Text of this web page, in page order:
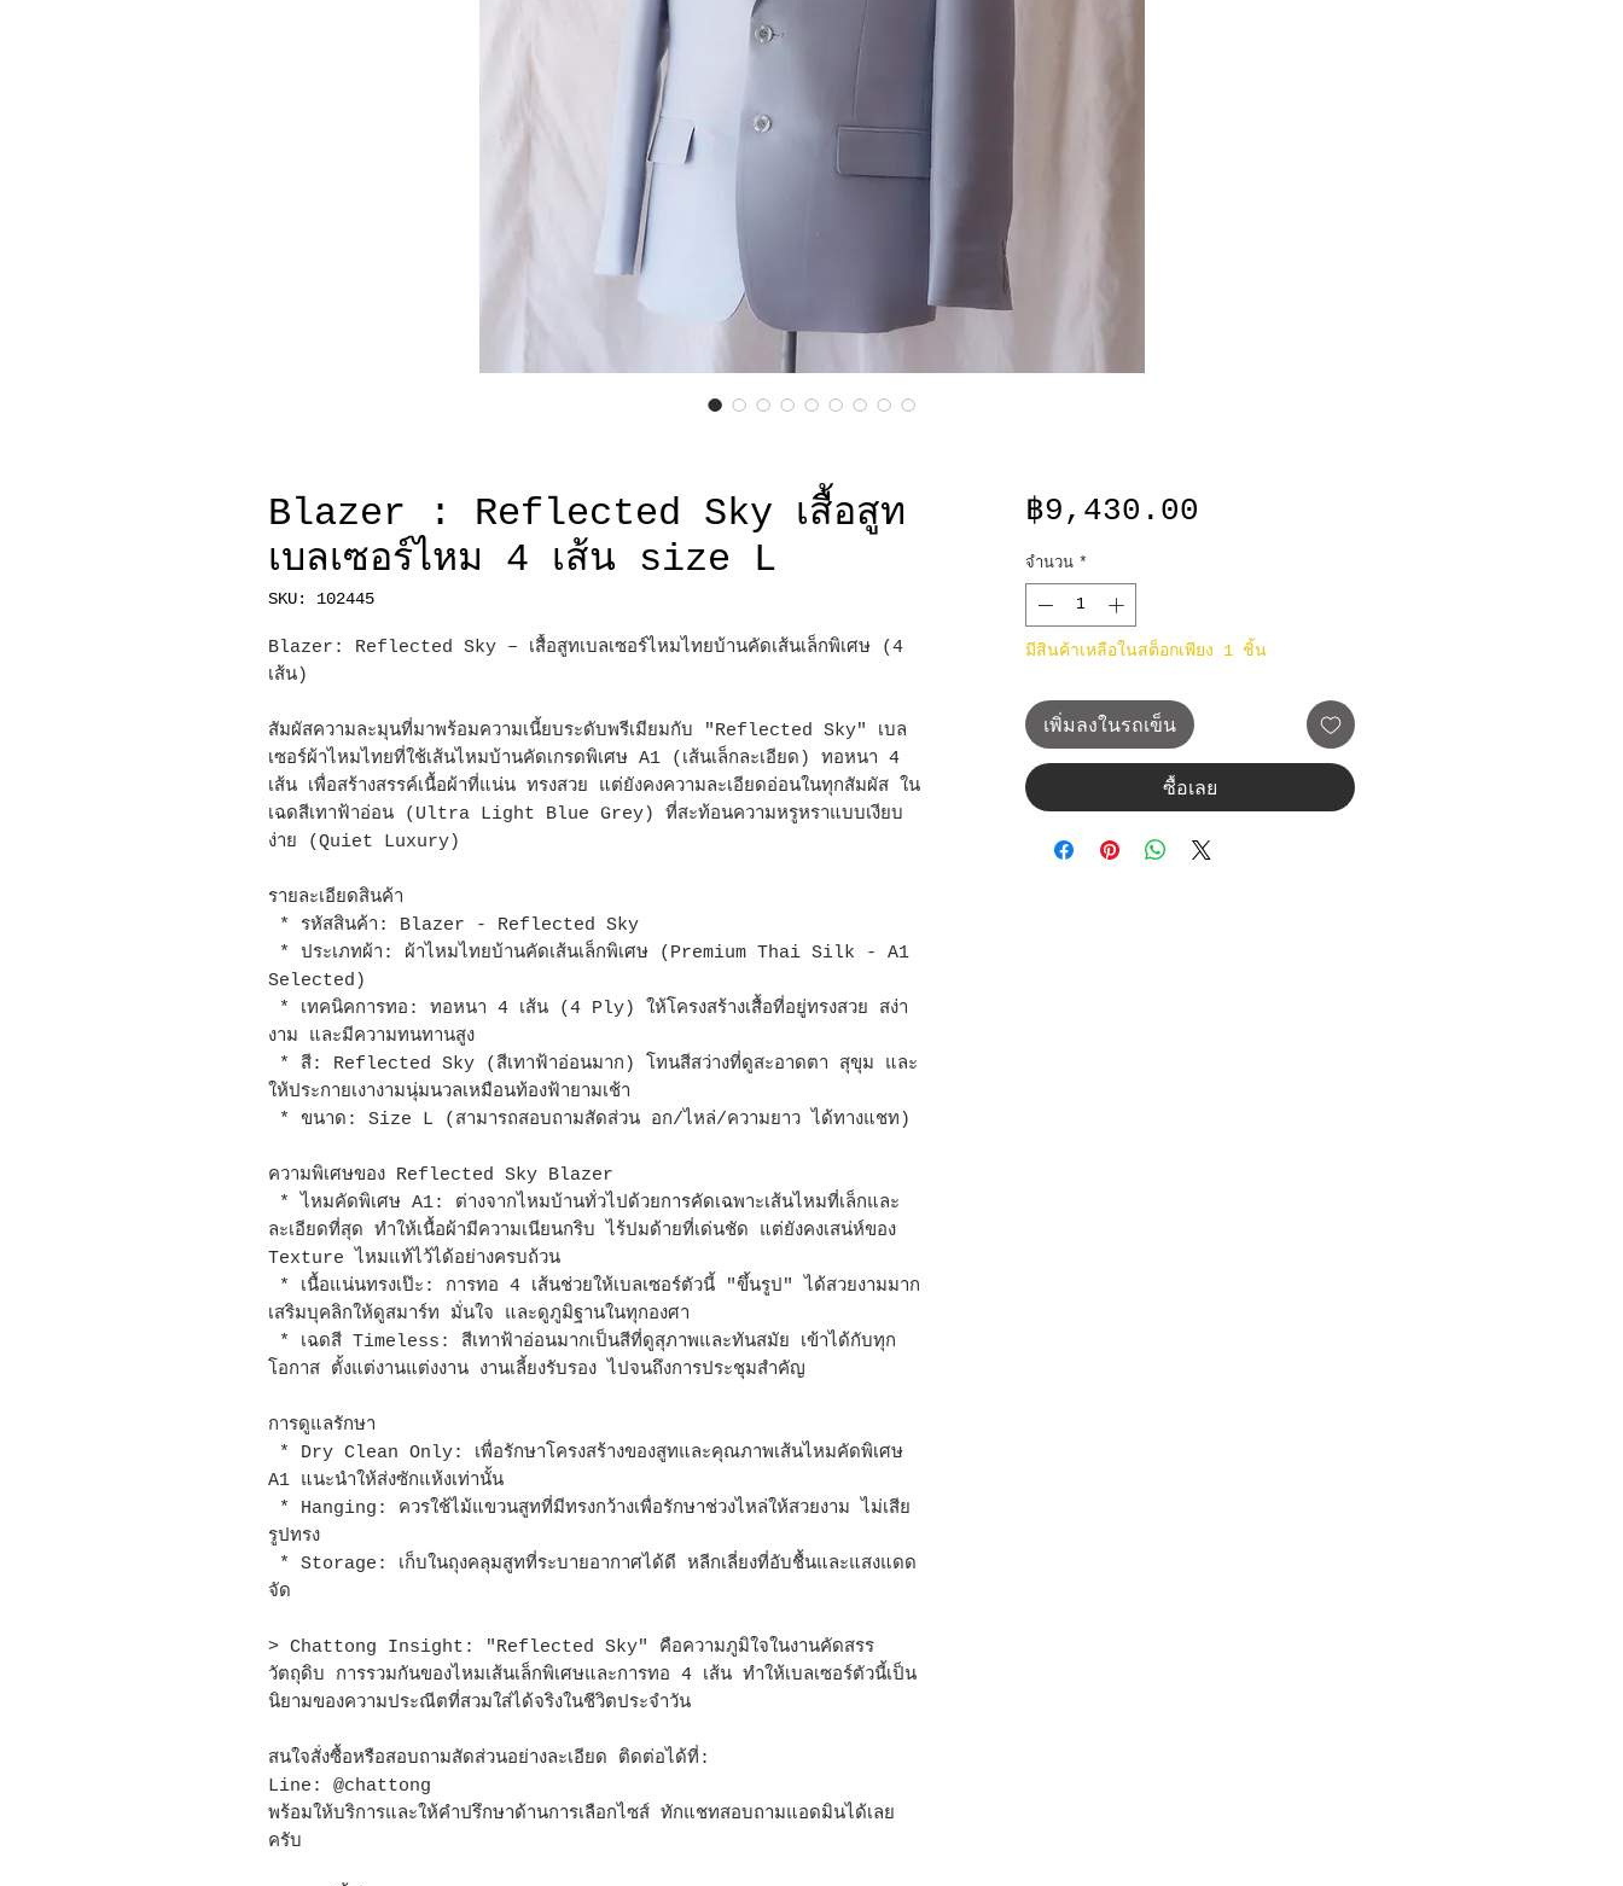
Blazer : Reflected Sky เสื้อสูท
เบลเซอร์ไหม 4 เส้น size L
SKU: 102445
Blazer: Reflected Sky – เสื้อสูทเบลเซอร์ไหมไทยบ้านคัดเส้นเล็กพิเศษ (4
เส้น)
สัมผัสความละมุนที่มาพร้อมความเนี้ยบระดับพรีเมียมกับ "Reflected Sky" เบล
เซอร์ผ้าไหมไทยที่ใช้เส้นไหมบ้านคัดเกรดพิเศษ A1 (เส้นเล็กละเอียด) ทอหนา 4
เส้น เพื่อสร้างสรรค์เนื้อผ้าที่แน่น ทรงสวย แต่ยังคงความละเอียดอ่อนในทุกสัมผัส ใน
เฉดสีเทาฟ้าอ่อน (Ultra Light Blue Grey) ที่สะท้อนความหรูหราแบบเงียบ
ง่าย (Quiet Luxury)
รายละเอียดสินค้า
* รหัสสินค้า: Blazer - Reflected Sky
* ประเภทผ้า: ผ้าไหมไทยบ้านคัดเส้นเล็กพิเศษ (Premium Thai Silk - A1
Selected)
* เทคนิคการทอ: ทอหนา 4 เส้น (4 Ply) ให้โครงสร้างเสื้อที่อยู่ทรงสวย สง่า
งาม และมีความทนทานสูง
* สี: Reflected Sky (สีเทาฟ้าอ่อนมาก) โทนสีสว่างที่ดูสะอาดตา สุขุม และ
ให้ประกายเงางามนุ่มนวลเหมือนท้องฟ้ายามเช้า
* ขนาด: Size L (สามารถสอบถามสัดส่วน อก/ไหล่/ความยาว ได้ทางแชท)
ความพิเศษของ Reflected Sky Blazer
* ไหมคัดพิเศษ A1: ต่างจากไหมบ้านทั่วไปด้วยการคัดเฉพาะเส้นไหมที่เล็กและ
ละเอียดที่สุด ทำให้เนื้อผ้ามีความเนียนกริบ ไร้ปมด้ายที่เด่นชัด แต่ยังคงเสน่ห์ของ
Texture ไหมแท้ไว้ได้อย่างครบถ้วน
* เนื้อแน่นทรงเป๊ะ: การทอ 4 เส้นช่วยให้เบลเซอร์ตัวนี้ "ขึ้นรูป" ได้สวยงามมาก
เสริมบุคลิกให้ดูสมาร์ท มั่นใจ และดูภูมิฐานในทุกองศา
* เฉดสี Timeless: สีเทาฟ้าอ่อนมากเป็นสีที่ดูสุภาพและทันสมัย เข้าได้กับทุก
โอกาส ตั้งแต่งานแต่งงาน งานเลี้ยงรับรอง ไปจนถึงการประชุมสำคัญ
การดูแลรักษา
* Dry Clean Only: เพื่อรักษาโครงสร้างของสูทและคุณภาพเส้นไหมคัดพิเศษ
A1 แนะนำให้ส่งซักแห้งเท่านั้น
* Hanging: ควรใช้ไม้แขวนสูทที่มีทรงกว้างเพื่อรักษาช่วงไหล่ให้สวยงาม ไม่เสีย
รูปทรง
* Storage: เก็บในถุงคลุมสูทที่ระบายอากาศได้ดี หลีกเลี่ยงที่อับชื้นและแสงแดด
จัด
> Chattong Insight: "Reflected Sky" คือความภูมิใจในงานคัดสรร
วัตถุดิบ การรวมกันของไหมเส้นเล็กพิเศษและการทอ 4 เส้น ทำให้เบลเซอร์ตัวนี้เป็น
นิยามของความประณีตที่สวมใส่ได้จริงในชีวิตประจำวัน
สนใจสั่งซื้อหรือสอบถามสัดส่วนอย่างละเอียด ติดต่อได้ที่:
Line: @chattong
พร้อมให้บริการและให้คำปรึกษาด้านการเลือกไซส์ ทักแชทสอบถามแอดมินได้เลย
ครับ
฿9,430.00
จำนวน *
มีสินค้าเหลือในสต็อกเพียง 1 ชิ้น
เพิ่มลงในรถเข็น
ซื้อเลย